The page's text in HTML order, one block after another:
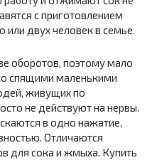
с приготовлением
или двух человек в семье.
оборотов, поэтому мало
спящими маленькими
живущих по
не действуют на нервы.
в одно нажатие,
Отличаются
для сока и жмыха. Купить